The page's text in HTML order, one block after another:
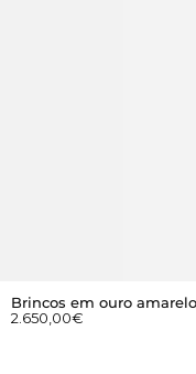
Brincos em ouro
2.650,00€